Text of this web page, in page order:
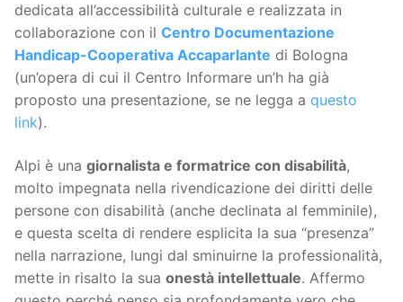
dedicata all’accessibilità culturale e realizzata in
collaborazione con il Centro Documentazione
Handicap-Cooperativa Accaparlante di Bologna
(un’opera di cui il Centro Informare un’h ha già
proposto una presentazione, se ne legga a questo
link).
Alpi è una giornalista e formatrice con disabilità,
molto impegnata nella rivendicazione dei diritti delle
persone con disabilità (anche declinata al femminile),
e questa scelta di rendere esplicita la sua “presenza”
nella narrazione, lungi dal sminuirne la professionalità,
mette in risalto la sua onestà intellettuale. Affermo